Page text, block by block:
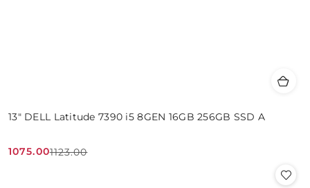
13" DELL Latitude 7390 i5 8GEN 16GB 256GB SSD A
Cena
1075.00
Cena
1123.00